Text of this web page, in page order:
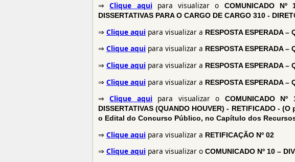
⇒Clique aqui para visualizar o
COMUNICADO Nº
DISSERTATIVAS PARA O CARGO DE CARGO 310 -
⇒ Clique aqui para visualizar a RESPOSTA ESPERADA –
⇒ Clique aqui para visualizar a RESPOSTA ESPERADA –
⇒ Clique aqui para visualizar a RESPOSTA ESPERADA
⇒ Clique aqui para visualizar a RESPOSTA ESPERADA
⇒Clique aqui para visualizar o
COMUNICADO
DISSERTATIVAS (QUANDO HOUVER) - RETIFICADO
o Edital do Concurso Público, no Capítulo dos
⇒ Clique aqui para visualizar a RETIFICAÇÃO Nº 02
⇒ Clique aqui para visualizar o COMUNICADO Nº 10 –